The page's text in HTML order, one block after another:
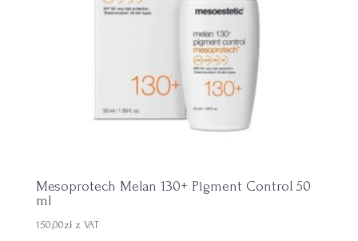
Mesoprotech Melan 130+ Pigment Control 50
ml
150,00zł z VAT